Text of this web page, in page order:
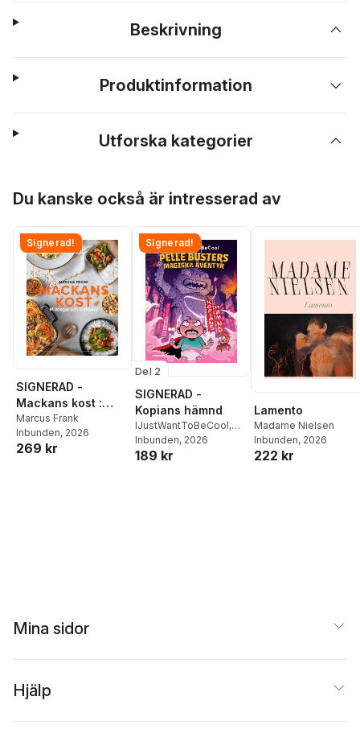
Beskrivning
Produktinformation
Utforska kategorier
Du kanske också är intresserad av
Signerad!
SIGNERAD -
Mackans kost :
Middagar och
matlådor
Marcus Frank
Inbunden, 2026
269 kr
Signerad!
Del 2
SIGNERAD -
Kopians hämnd
IJustWantToBeCool,
Joel Adolphson
Ejdemo Beer
Inbunden, 2026
189 kr
Lamento
Madame Nielsen
Inbunden, 2026
222 kr
Mina sidor
Hjälp